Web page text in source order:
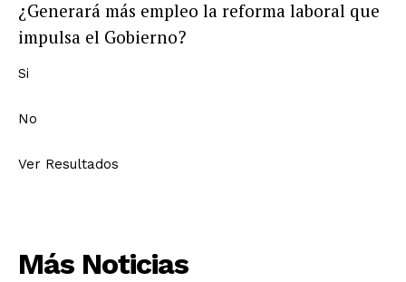
¿Generará más empleo la reforma laboral que
impulsa el Gobierno?
Si
No
Ver Resultados
Más Noticias